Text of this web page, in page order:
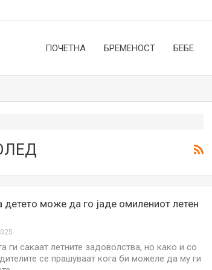
ПОЧЕТНА БРЕМЕНОСТ БЕБЕ
детето може да го јаде омилениот летен
ги сакаат летните задоволства, но како и со
се прашуваат кога би можеле да му ги